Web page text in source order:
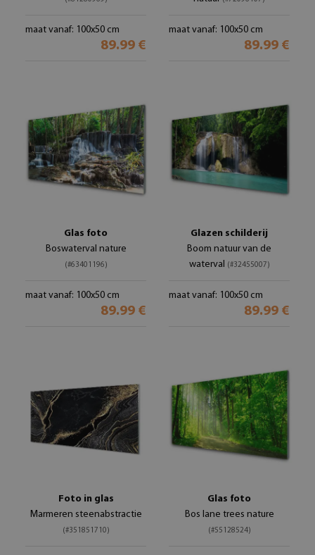
maat vanaf: 100x50 cm
89.99 €
maat vanaf: 100x50 cm
89.99 €
Glas foto
Boswaterval nature
(#63401196)
maat vanaf: 100x50 cm
89.99 €
Glazen schilderij
Boom natuur van de
waterval (#32455007)
maat vanaf: 100x50 cm
89.99 €
Foto in glas
Marmeren steenabstractie
(#351851710)
Glas foto
Bos lane trees nature
(#55128524)